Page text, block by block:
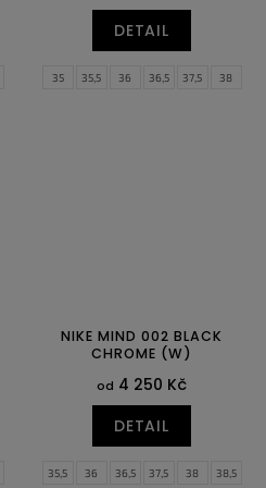
DETAIL
35 35,5 36 36,5 37,5
38
NIKE MIND 002 BLACK
CHROME (W)
od 4 250 Kč
DETAIL
35,5 36 36,5 37,5 38 38,5